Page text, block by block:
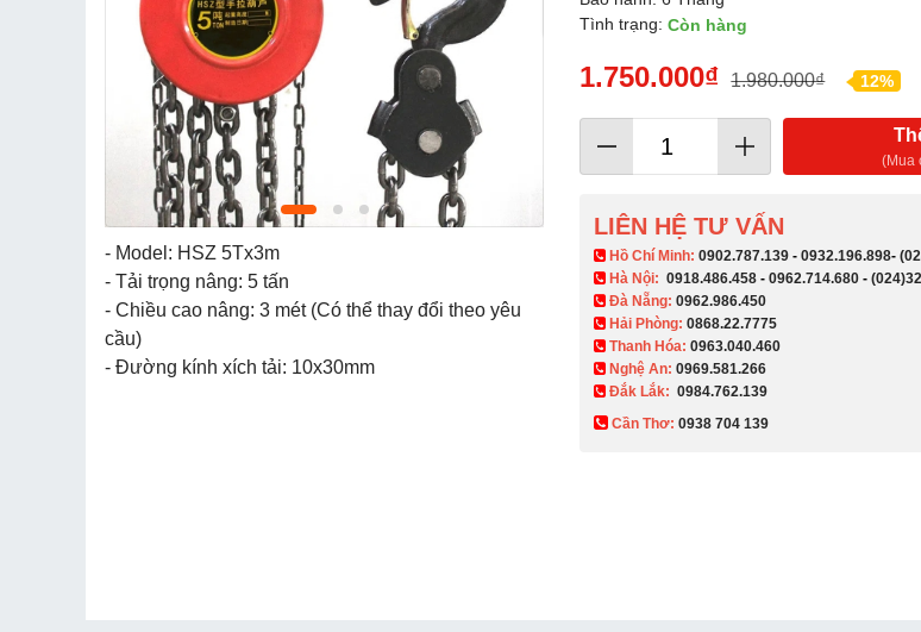
- Model: HSZ 5Tx3m
- Tải trọng nâng: 5 tấn
- Chiều cao nâng: 3 mét (Có thể thay đổi theo yêu
cầu)
- Đường kính xích tải: 10x30mm
Tình trạng:Còn hàng
1.750.000₫ 1.980.000₫ 12%
(Mua
LIÊN HỆ TƯ VẤN
​ Hồ Chí Minh:0902.787.139 -0932.196.898-
Hà Nội:0918.486.458 -0962.714.680 -
Đà Nẵng:0962.986.450
Hải Phòng:0868.22.7775
Thanh Hóa:0963.040.460
Nghệ An:0969.581.266
Đắk Lắk: 0984.762.139
Cần Thơ:0938 704 139​